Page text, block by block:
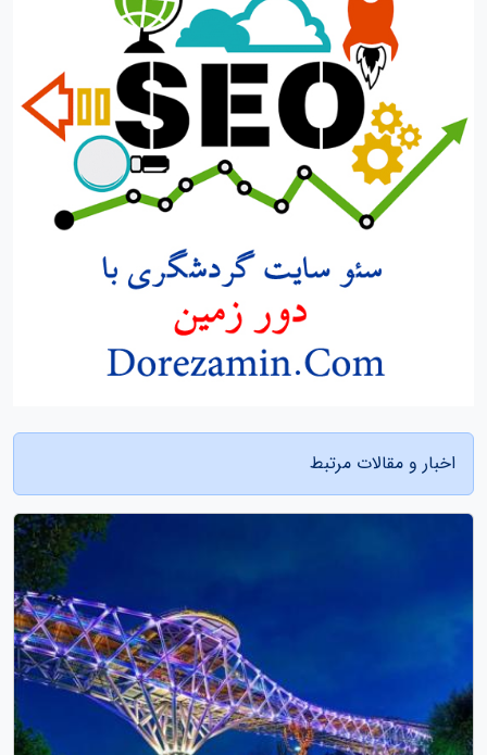
اخبار و مقالات مرتبط